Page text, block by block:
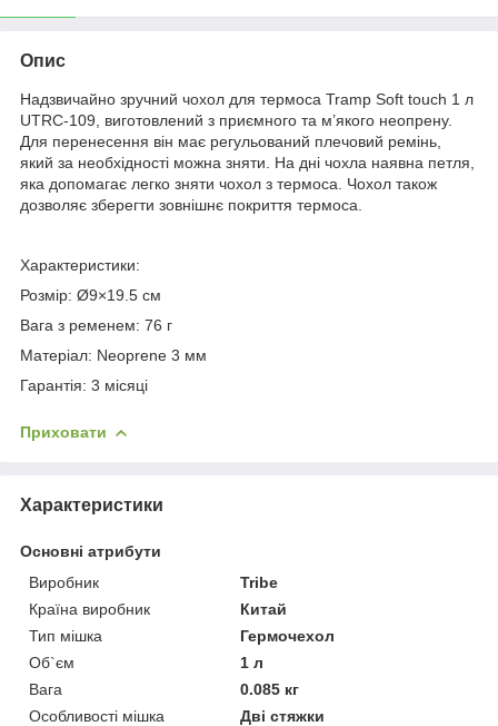
Опис
Надзвичайно зручний чохол для термоса Tramp Soft touch 1 л
UTRC-109, виготовлений з приємного та м’якого неопрену.
Для перенесення він має регульований плечовий ремінь,
який за необхідності можна зняти. На дні чохла наявна петля,
яка допомагає легко зняти чохол з термоса. Чохол також
дозволяє зберегти зовнішнє покриття термоса.
Характеристики:
Розмір: Ø9×19.5 см
Вага з ременем: 76 г
Матеріал: Neoprene 3 мм
Гарантія: 3 місяці
Приховати
Характеристики
Основні атрибути
Виробник
Tribe
Країна виробник
Китай
Тип мішка
Гермочехол
Об`єм
1 л
Вага
0.085 кг
Особливості мішка
Дві стяжки